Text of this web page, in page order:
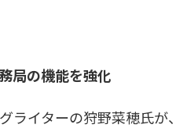
局の機能を強化
ライターの狩野菜穂氏